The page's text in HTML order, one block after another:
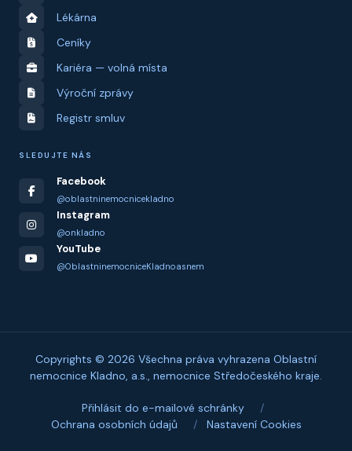
Lékárna
Ceníky
Kariéra — volná místa
Výroční zprávy
Registr smluv
SLEDUJTE NÁS
Facebook
@oblastninemocnicekladno
Instagram
@onkladno
YouTube
@OblastninemocniceKladnoasnem
Copyrights © 2026 Všechna práva vyhrazena Oblastní
nemocnice Kladno, a.s., nemocnice Středočeského kraje.
Přihlásit do e-mailové schránky
/
Ochrana osobních údajů
/ Nastavení Cookies